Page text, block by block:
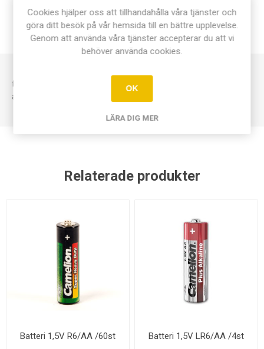
ÖVERSIKT
KONTAKTA OSS
för 2st R6 batterier. Levereras komplett med
anslutningskablar. Batterier köps separat.
Relaterade produkter
Batteri 1,5V R6/AA /60st Batteri 1,5V LR6/AA /4st
Cookies hjälper oss att tillhandahålla våra tjänster och
göra ditt besök på vår hemsida till en bättre upplevelse.
Genom att använda våra tjänster accepterar du att vi
behöver använda cookies.
OK
LÄRA DIG MER